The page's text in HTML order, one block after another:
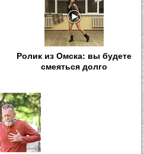
Ролик из Омска: вы будете
смеяться долго